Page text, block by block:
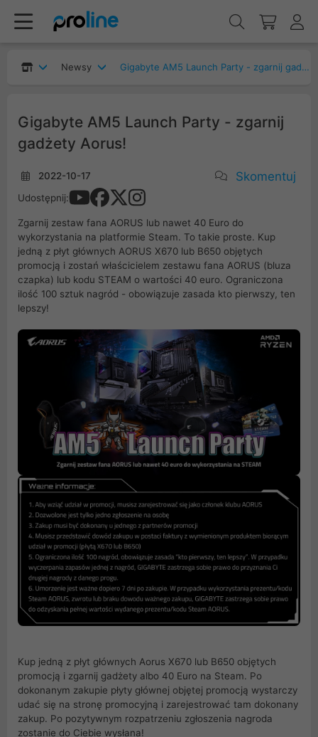
Newsy Gigabyte AM5 Launch Party - zgarnij gadżety Aorus!
Gigabyte AM5 Launch Party - zgarnij
gadżety Aorus!
2022-10-17 Skomentuj
Udostępnij:
Zgarnij zestaw fana AORUS lub nawet 40 Euro do
wykorzystania na platformie Steam. To takie proste. Kup
jedną z płyt głównych AORUS X670 lub B650 objętych
promocją i zostań właścicielem zestawu fana AORUS (bluza
czapka) lub kodu STEAM o wartości 40 euro. Ograniczona
ilość 100 sztuk nagród - obowiązuje zasada kto pierwszy, ten
lepszy!
Kup jedną z płyt głównych Aorus X670 lub B650 objętych
promocją i zgarnij gadżety albo 40 Euro na Steam. Po
dokonanym zakupie płyty głównej objętej promocją wystarczy
udać się na stronę promocyjną i zarejestrować tam dokonany
zakup. Po pozytywnym rozpatrzeniu zgłoszenia nagroda
zostanie do Ciebie wysłana!